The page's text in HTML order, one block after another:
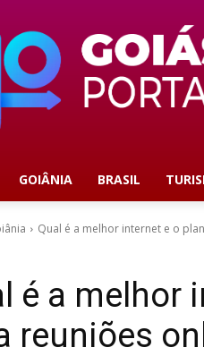
GOIÂNIA BRASIL
Qual é a melhor internet e o
é a melhor
reuniões